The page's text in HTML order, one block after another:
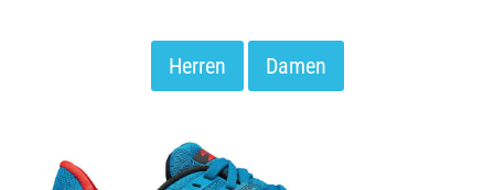
Herren Damen